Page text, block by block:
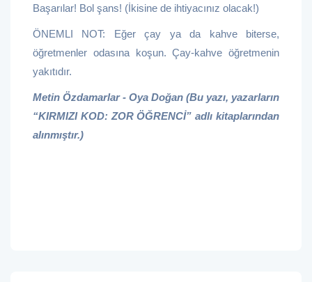
Başarılar! Bol şans! (İkisine de ihtiyacınız olacak!)
ÖNEMLI NOT: Eğer çay ya da kahve biterse,
öğretmenler odasına koşun. Çay-kahve öğretmenin
yakıtıdır.
Metin Özdamarlar - Oya Doğan (Bu yazı, yazarların
“KIRMIZI KOD: ZOR ÖĞRENCİ” adlı kitaplarından
alınmıştır.)